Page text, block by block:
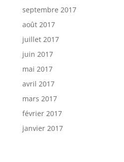
septembre 2017
août 2017
juillet 2017
juin 2017
mai 2017
avril 2017
mars 2017
février 2017
janvier 2017